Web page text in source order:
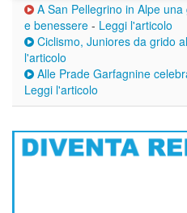
A San Pellegrino in Alpe
e benessere - Leggi l'articolo
Ciclismo, Juniores da grido
l'articolo
Alle Prade Garfagnine
Leggi l'articolo